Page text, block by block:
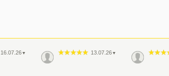
16.07.26 ▼ 13.07.26 ▼